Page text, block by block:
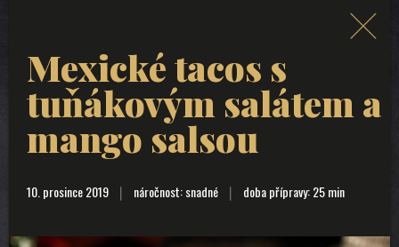
Mexické tacos s
tuňákovým salátem a
mango salsou
10. prosince 2019 náročnost: snadné doba přípravy: 25 min